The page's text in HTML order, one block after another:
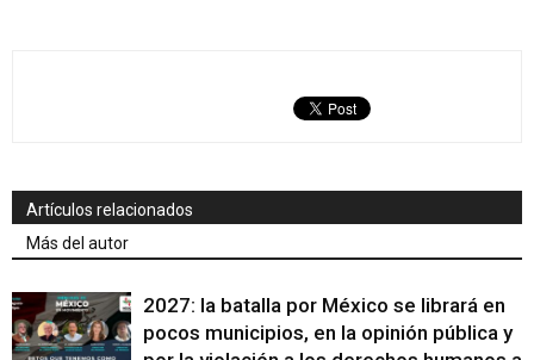
Artículos relacionados
Más del autor
2027: la batalla por México se librará en
pocos municipios, en la opinión pública y